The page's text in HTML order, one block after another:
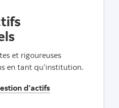
et rigoureuses
en tant qu’institution.
d’actifs